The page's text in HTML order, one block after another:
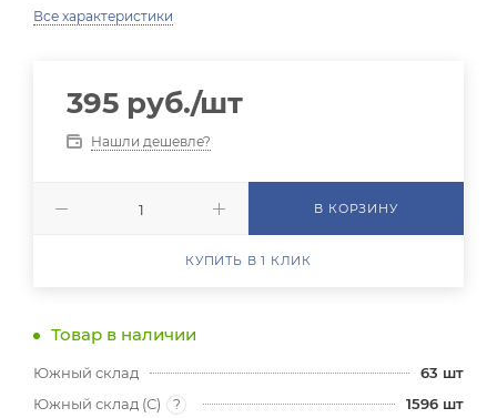
Все характеристики
395 руб./шт
Нашли дешевле?
В КОРЗИНУ
КУПИТЬ В 1 КЛИК
Товар в наличии
Южный склад 63 шт
Южный склад (С)
? 1596 шт